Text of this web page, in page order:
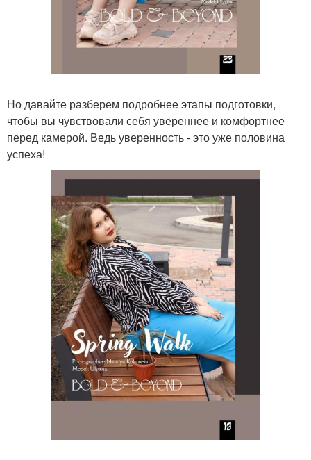
Но давайте разберем подробнее этапы подготовки,
чтобы вы чувствовали себя увереннее и комфортнее
перед камерой. Ведь уверенность - это уже половина
успеха!